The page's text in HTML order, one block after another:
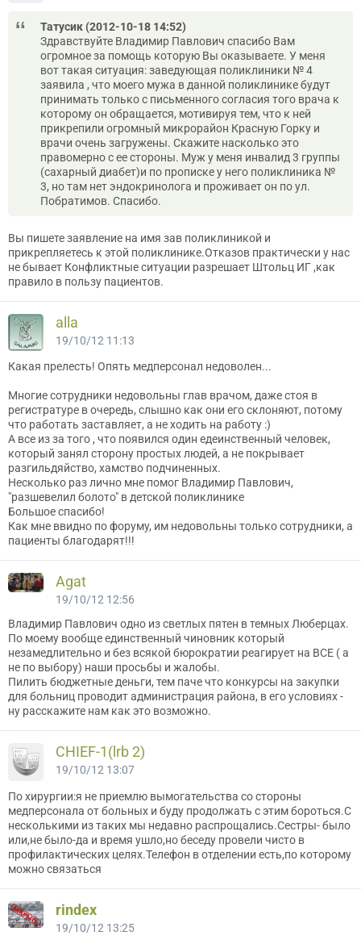
Татусик (2012-10-18 14:52)
Здравствуйте Владимир Павлович спасибо Вам
огромное за помощь которую Вы оказываете. У меня
вот такая ситуация: заведующая поликлиники № 4
заявила , что моего мужа в данной поликлинике будут
принимать только с письменного согласия того врача к
которому он обращается, мотивируя тем, что к ней
прикрепили огромный микрорайон Красную Горку и
врачи очень загружены. Скажите насколько это
правомерно с ее стороны. Муж у меня инвалид 3 группы
(сахарный диабет)и по прописке у него поликлиника №
3, но там нет эндокринолога и проживает он по ул.
Побратимов. Спасибо.
Вы пишете заявление на имя зав поликлиникой и
прикрепляетесь к этой поликлинике.Отказов практически у нас
не бывает Конфликтные ситуации разрешает Штольц ИГ ,как
правило в пользу пациентов.
alla
19/10/12 11:13
Какая прелесть! Опять медперсонал недоволен...
Многие сотрудники недовольны глав врачом, даже стоя в
регистратуре в очередь, слышно как они его склоняют, потому
что работать заставляет, а не ходить на работу :)
А все из за того , что появился один едеинственный человек,
который занял сторону простых людей, а не покрывает
разгильдяйство, хамство подчиненных.
Несколько раз лично мне помог Владимир Павлович,
"разшевелил болото" в детской поликлинике
Большое спасибо!
Как мне ввидно по форуму, им недовольны только сотрудники, а
пациенты благодарят!!!
Agat
19/10/12 12:56
Владимир Павлович одно из светлых пятен в темных Люберцах.
По моему вообще единственный чиновник который
незамедлительно и без всякой бюрократии реагирует на ВСЕ ( а
не по выбору) наши просьбы и жалобы.
Пилить бюджетные деньги, тем паче что конкурсы на закупки
для больниц проводит администрация района, в его условиях -
ну расскажите нам как это возможно.
CНIEF-1(lrb 2)
19/10/12 13:07
По хирургии:я не приемлю вымогательства со стороны
медперсонала от больных и буду продолжать с этим бороться.С
несколькими из таких мы недавно распрощались.Сестры- было
или,не было-да и время ушло,но беседу провели чисто в
профилактических целях.Телефон в отделении есть,по которому
можно связаться
rindex
19/10/12 13:25